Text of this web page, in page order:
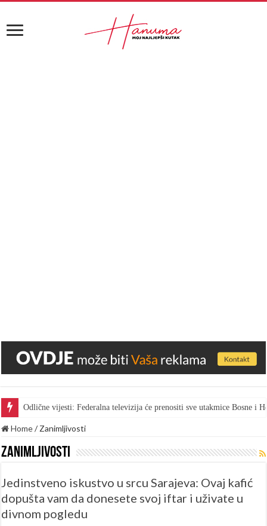
Odlične vijesti: Federalna televizija će prenositi sve utakmice Bosne i
Gest za pohvalu: Bingo skratio vrijeme marketa kako bi radnici gledali
Home/ Zanimljivosti
Zanimljivosti
Jedinstveno iskustvo u srcu Sarajeva: Ovaj kafić
dopušta vam da donesete svoj iftar i uživate u
divnom pogledu